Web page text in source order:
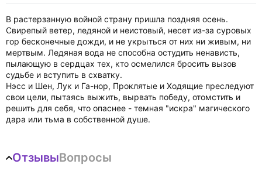
В растерзанную войной страну пришла поздняя осень.
Свирепый ветер, ледяной и неистовый, несет из-за суровых
гор бесконечные дожди, и не укрыться от них ни живым, ни
мертвым. Ледяная вода не способна остудить ненависть,
пылающую в сердцах тех, кто осмелился бросить вызов
судьбе и вступить в схватку.
Нэсс и Шен, Лук и Га-нор, Проклятые и Ходящие преследуют
свои цели, пытаясь выжить, вырвать победу, отомстить и
решить для себя, что опаснее - темная "искра" магического
дара или тьма в собственной душе.
ОтзывыВопросы